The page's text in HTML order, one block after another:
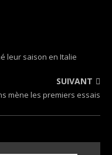
leur saison en Italie
SUIVANT
mène les premiers essais